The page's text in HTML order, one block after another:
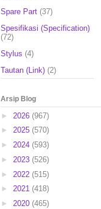
Spare Part (37)
Spesifikasi (Specification)
(72)
Stylus (4)
Tautan (Link) (2)
Arsip Blog
► 2026 (967)
► 2025 (570)
► 2024 (593)
► 2023 (526)
► 2022 (515)
► 2021 (418)
► 2020 (465)